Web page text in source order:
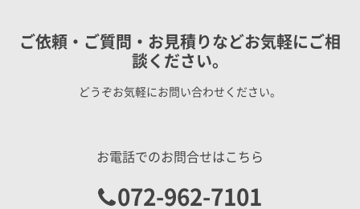
ご依頼・ご質問・お見積りなどお気軽にご相
談ください。
どうぞお気軽にお問い合わせください。
お電話でのお問合せはこちら
072-962-7101